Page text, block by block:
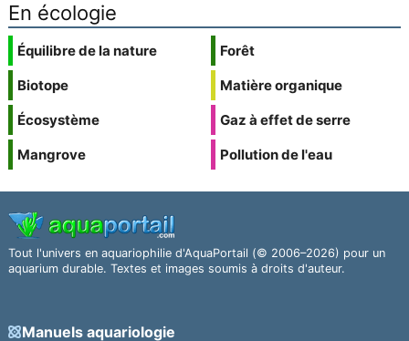
En écologie
Équilibre de la nature
Biotope
Écosystème
Mangrove
Forêt
Matière organique
Gaz à effet de serre
Pollution de l'eau
Tout l'univers en aquariophilie d'AquaPortail (© 2006–2026) pour un
aquarium durable. Textes et images soumis à droits d'auteur.
Manuels aquariologie